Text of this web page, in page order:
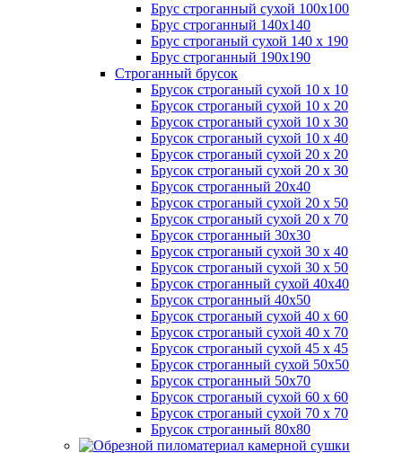
Брус строганный сухой 100х100
Брус строганный 140х140
Брус строганый сухой 140 х 190
Брус строганный 190х190
Строганный брусок
Брусок строганый сухой 10 х 10
Брусок строганый сухой 10 х 20
Брусок строганый сухой 10 х 30
Брусок строганый сухой 10 х 40
Брусок строганый сухой 20 х 20
Брусок строганый сухой 20 х 30
Брусок строганный 20х40
Брусок строганый сухой 20 х 50
Брусок строганый сухой 20 х 70
Брусок строганный 30х30
Брусок строганый сухой 30 х 40
Брусок строганый сухой 30 х 50
Брусок строганный сухой 40х40
Брусок строганный 40х50
Брусок строганый сухой 40 х 60
Брусок строганый сухой 40 х 70
Брусок строганый сухой 45 х 45
Брусок строганный сухой 50х50
Брусок строганный 50х70
Брусок строганый сухой 60 х 60
Брусок строганый сухой 70 х 70
Брусок строганный 80х80